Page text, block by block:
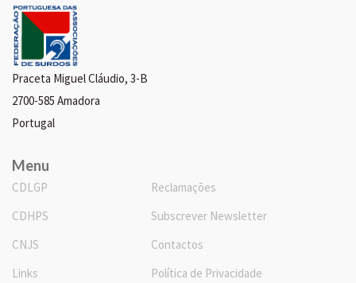
Praceta Miguel Cláudio, 3-B
2700-585 Amadora
Portugal
Menu
CDLGP
CDHPS
CNJS
Links
Reclamações
Subscrever Newsletter
Contactos
Política de Privacidade